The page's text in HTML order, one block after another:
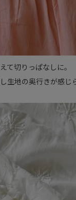
て切りっぱなしに。
生地の奥行きが感じ